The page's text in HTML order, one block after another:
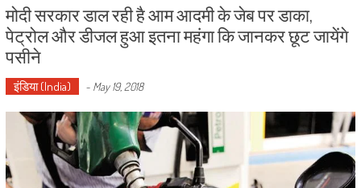
मोदी सरकार डाल रही है आम आदमी के जेब पर डाका,
पेट्रोल और डीजल हुआ इतना महंगा कि जानकर छूट जायेंगे
पसीने
इंडिया (India) - May 19, 2018